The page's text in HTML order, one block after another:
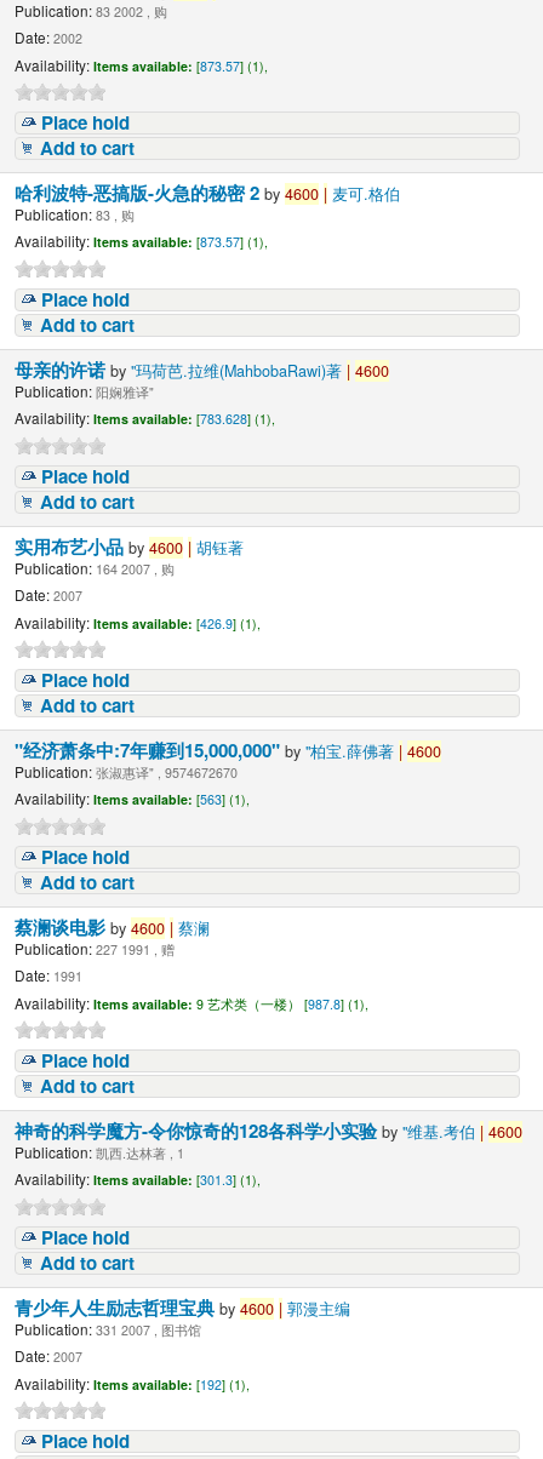
Publication: 83 2002 , 购
Date: 2002
Availability: Items available: [873.57] (1),
Place hold
Add to cart
哈利波特-恶搞版-火急的秘密 2by4600 | 麦可.格伯
Publication: 83 , 购
Availability: Items available: [873.57] (1),
Place hold
Add to cart
母亲的许诺by"玛荷芭.拉维(MahbobaRawi)著 | 4600
Publication: 阳娴雅译"
Availability: Items available: [783.628] (1),
Place hold
Add to cart
实用布艺小品by4600 | 胡钰著
Publication: 164 2007 , 购
Date: 2007
Availability: Items available: [426.9] (1),
Place hold
Add to cart
"经济萧条中:7年赚到15,000,000"by"柏宝.薛佛著 | 4600
Publication: 张淑惠译" , 9574672670
Availability: Items available: [563] (1),
Place hold
Add to cart
蔡澜谈电影by4600 | 蔡澜
Publication: 227 1991 , 赠
Date: 1991
Availability: Items available: 9 艺术类（一楼） [987.8] (1),
Place hold
Add to cart
神奇的科学魔方-令你惊奇的128各科学小实验by"维基.考伯 | 4600
Publication: 凯西.达林著 , 1
Availability: Items available: [301.3] (1),
Place hold
Add to cart
青少年人生励志哲理宝典by4600 | 郭漫主编
Publication: 331 2007 , 图书馆
Date: 2007
Availability: Items available: [192] (1),
Place hold